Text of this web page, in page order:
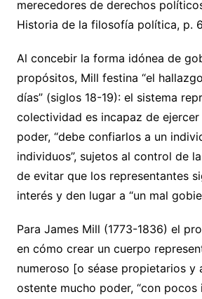
merecedores de derechos
Historia de la filosofía política, p.
Al concebir la forma idónea de
propósitos, Mill festina “el
días” (siglos 18-19): el sistema
colectividad es incapaz de
poder, “debe confiarlos a un
individuos”, sujetos al control de
de evitar que los representantes
interés y den lugar a “un mal
Para James Mill (1773-1836) el
en cómo crear un cuerpo
numeroso [o séase propietarios y
ostente mucho poder, “con pocos